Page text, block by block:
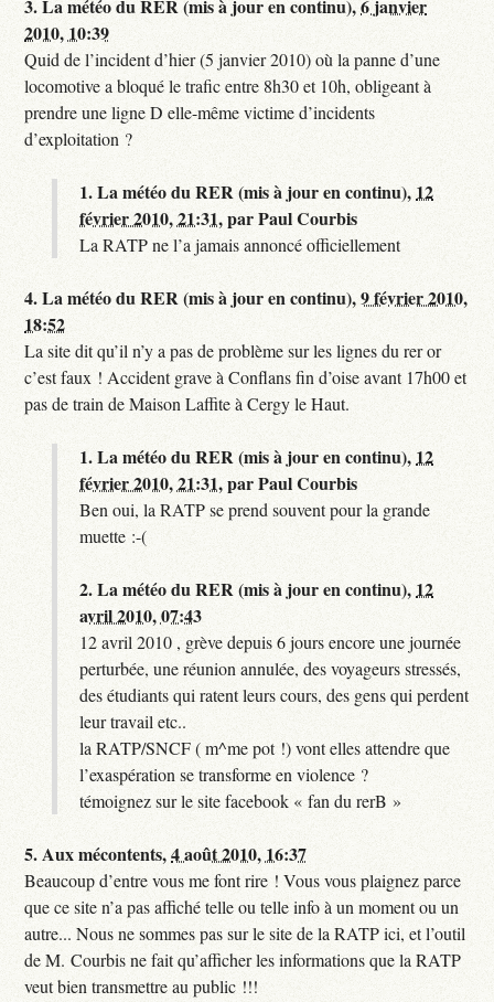
3.La météo du RER (mis à jour en continu),6 janvier
2010, 10:39
Quid de l’incident d’hier (5 janvier 2010) où la panne d’une
locomotive a bloqué le trafic entre 8h30 et 10h, obligeant à
prendre une ligne D elle-même victime d’incidents
d’exploitation ?
1.La météo du RER (mis à jour en continu), 12
février 2010, 21:31,parPaul Courbis
La RATP ne l’a jamais annoncé officiellement
4.La météo du RER (mis à jour en continu),9 février 2010,
18:52
La site dit qu’il n’y a pas de problème sur les lignes du rer or
c’est faux ! Accident grave à Conflans fin d’oise avant 17h00 et
pas de train de Maison Laffite à Cergy le Haut.
1.La météo du RER (mis à jour en continu), 12
février 2010, 21:31,parPaul Courbis
Ben oui, la RATP se prend souvent pour la grande
muette :-(
2.La météo du RER (mis à jour en continu), 12
avril 2010, 07:43
12 avril 2010 , grève depuis 6 jours encore une journée
perturbée, une réunion annulée, des voyageurs stressés,
des étudiants qui ratent leurs cours, des gens qui perdent
leur travail etc..
la RATP/SNCF ( m^me pot !) vont elles attendre que
l’exaspération se transforme en violence ?
témoignez sur le site facebook « fan du rerB »
5.Aux mécontents,4 août 2010, 16:37
Beaucoup d’entre vous me font rire ! Vous vous plaignez parce
que ce site n’a pas affiché telle ou telle info à un moment ou un
autre... Nous ne sommes pas sur le site de la RATP ici, et l’outil
de M. Courbis ne fait qu’afficher les informations que la RATP
veut bien transmettre au public !!!